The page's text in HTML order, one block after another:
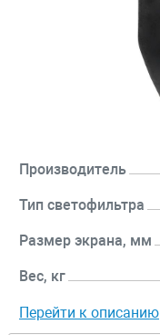
Производитель
Тип светофильтра
Размер экрана, мм
Вес, кг
Перейти к описанию